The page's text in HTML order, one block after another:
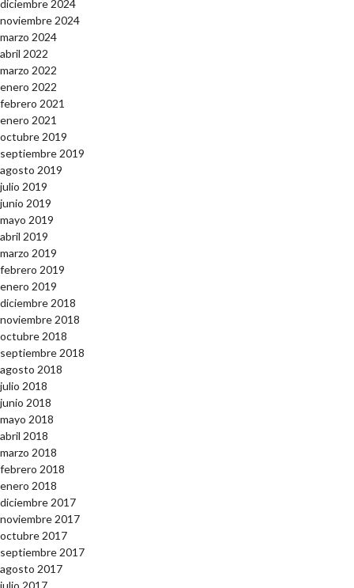
diciembre 2024
noviembre 2024
marzo 2024
abril 2022
marzo 2022
enero 2022
febrero 2021
enero 2021
octubre 2019
septiembre 2019
agosto 2019
julio 2019
junio 2019
mayo 2019
abril 2019
marzo 2019
febrero 2019
enero 2019
diciembre 2018
noviembre 2018
octubre 2018
septiembre 2018
agosto 2018
julio 2018
junio 2018
mayo 2018
abril 2018
marzo 2018
febrero 2018
enero 2018
diciembre 2017
noviembre 2017
octubre 2017
septiembre 2017
agosto 2017